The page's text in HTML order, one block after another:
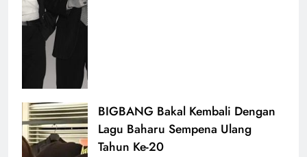
BIGBANG Bakal Kembali Dengan
Lagu Baharu Sempena Ulang
Tahun Ke-20